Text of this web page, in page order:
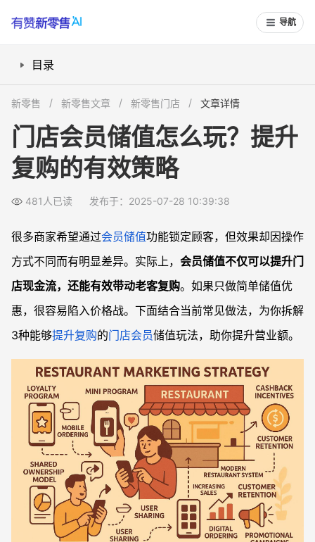
导航
目录
门店如何借助系统工具自动化运营储值会员？
常见问题
如何分析会员储值后的复购情况？
储值卡退款怎么处理才合规？
新零售 新零售文章 新零售门店 文章详情
门店会员储值怎么玩？提升
复购的有效策略
481人已读 发布于：2025-07-28 10:39:38
很多商家希望通过会员储值功能锁定顾客，但效果却因操作
方式不同而有明显差异。实际上， 会员储值不仅可以提升门
店现金流，还能有效带动老客复购。如果只做简单储值优
惠，很容易陷入价格战。下面结合当前常见做法，为你拆解
3种能够提升复购的门店会员储值玩法，助你提升营业额。